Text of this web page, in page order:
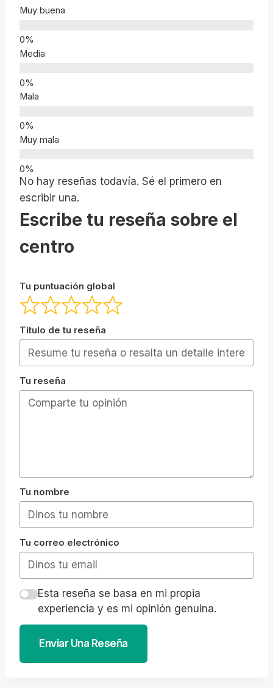
Muy buena
Media
Mala
Muy mala
No hay reseñas todavía. Sé el primero en
escribir una.
Escribe tu reseña sobre el
centro
Tu puntuación global
Título de tu reseña
Tu reseña
Tu nombre
Tu correo electrónico
Esta reseña se basa en mi propia
experiencia y es mi opinión genuina.
Enviar Una Reseña